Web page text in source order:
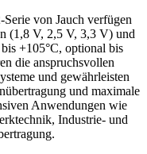
von Jauch verfügen
(1,8 V, 2,5 V, 3,3 V) und
+105°C, optional bis
die anspruchsvollen
und gewährleisten
und maximale
Anwendungen wie
Industrie- und